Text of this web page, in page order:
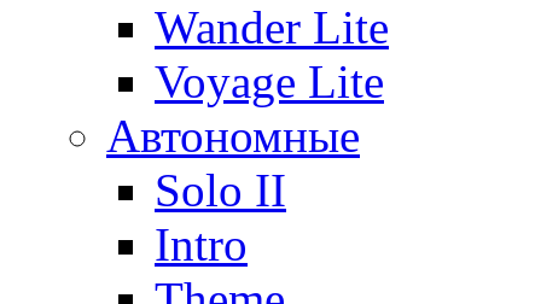
Wander Lite
Voyage Lite
Автономные
Solo II
Intro